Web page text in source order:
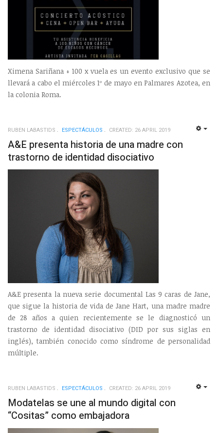
Ximena Sariñana + 100 x vuela es un evento exclusivo que se
llevará a cabo el miércoles 1º de mayo en Palmares Azotea, en
la colonia Roma.
RUBEN LABASTIDS ESPECTÁCULOS CREATED: 26 APRIL 2019
A&E presenta historia de una madre con
trastorno de identidad disociativo
A&E presenta la nueva serie documental Las 9 caras de Jane,
que sigue la historia de vida de Jane Hart, una madre madre
de 28 años a quien recientemente se le diagnosticó un
trastorno de identidad disociativo (DID por sus siglas en
inglés), también conocido como síndrome de personalidad
múltiple.
RUBEN LABASTIDS ESPECTÁCULOS CREATED: 26 APRIL 2019
Modatelas se une al mundo digital con
“Cositas” como embajadora